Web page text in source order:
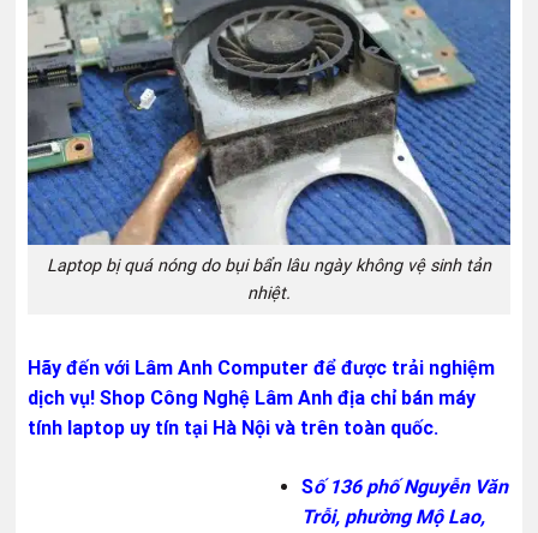
Laptop bị quá nóng do bụi bẩn lâu ngày không vệ sinh tản
nhiệt.
Hãy đến với Lâm Anh Computer để được trải nghiệm
dịch vụ!Shop Công Nghệ Lâm Anh địa chỉ bán máy
tính laptop uy tín tại Hà Nội và trên toàn quốc.
Số 136 phố Nguyễn Văn
Trỗi, phường Mộ Lao,